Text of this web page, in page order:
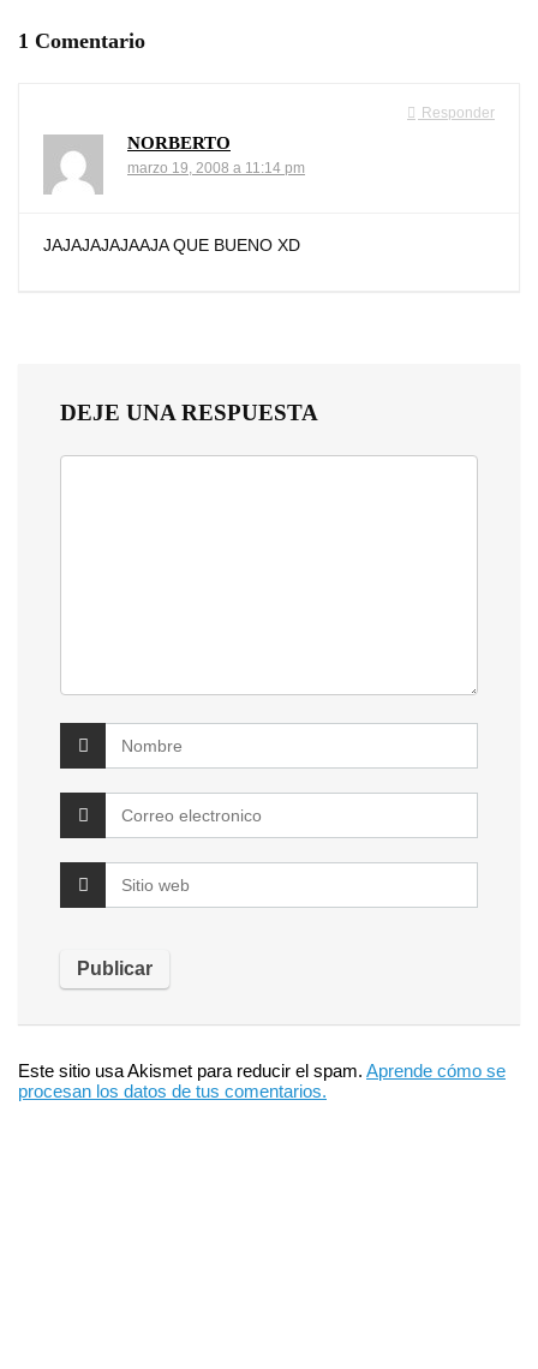
1 Comentario
Responder
NORBERTO
marzo 19, 2008 a 11:14 pm
JAJAJAJAJAAJA QUE BUENO XD
DEJE UNA RESPUESTA
Este sitio usa Akismet para reducir el spam. Aprende cómo se
procesan los datos de tus comentarios.